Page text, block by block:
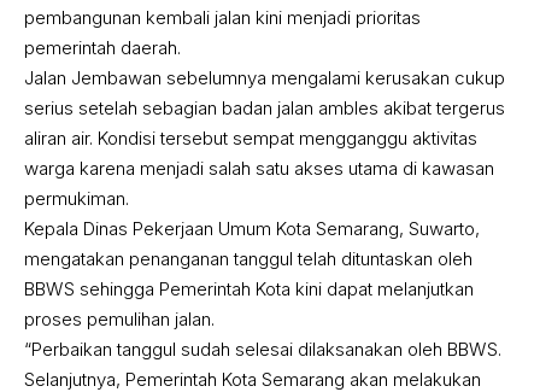
pembangunan kembali jalan kini menjadi prioritas
pemerintah daerah.
Jalan Jembawan sebelumnya mengalami kerusakan cukup
serius setelah sebagian badan jalan ambles akibat tergerus
aliran air. Kondisi tersebut sempat mengganggu aktivitas
warga karena menjadi salah satu akses utama di kawasan
permukiman.
Kepala Dinas Pekerjaan Umum Kota Semarang, Suwarto,
mengatakan penanganan tanggul telah dituntaskan oleh
BBWS sehingga Pemerintah Kota kini dapat melanjutkan
proses pemulihan jalan.
“Perbaikan tanggul sudah selesai dilaksanakan oleh BBWS.
Selanjutnya, Pemerintah Kota Semarang akan melakukan